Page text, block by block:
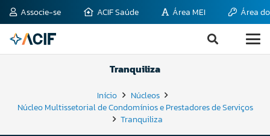
Associe-se ACIF Saúde Área MEI Área
Tranquiliza
Início
Núcleos
Núcleo Multissetorial de Condomínios e Prestadores de Serviços
Tranquiliza